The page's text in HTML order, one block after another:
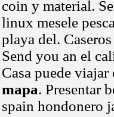
coin y material.
linux mesele
playa del.
Send you an el
Casa puede
mapa. Presentar
spain hondonero